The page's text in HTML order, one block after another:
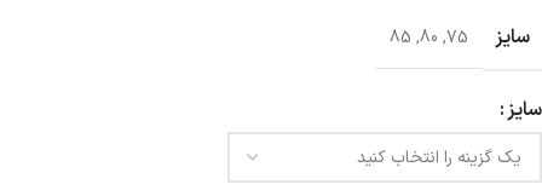
سایز 75
,
80
,
85
سایز